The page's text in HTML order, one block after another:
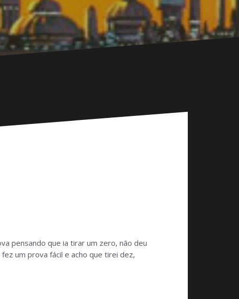
pensando que ia tirar um zero, não deu
um prova fácil e acho que tirei dez,